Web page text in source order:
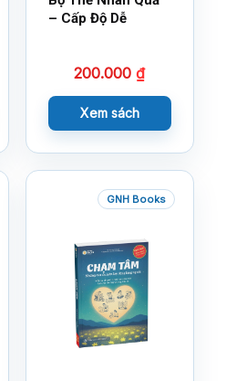
– Cấp Độ Dễ
200.000₫
Xem sách
GNH Books